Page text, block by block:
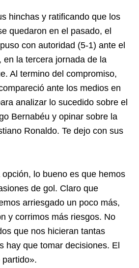
hinchas y ratificando que los
quedaron en el pasado, el
con autoridad (5-1) ante el
en la tercera jornada de la
Al termino del compromiso,
ante los medios en
analizar lo sucedido sobre el
Bernabéu y opinar sobre la
Ronaldo. Te dejo con sus
opción, lo bueno es que hemos
de gol. Claro que
arriesgado un poco más,
y corrimos más riesgos. No
que nos hicieran tantas
hay que tomar decisiones. El